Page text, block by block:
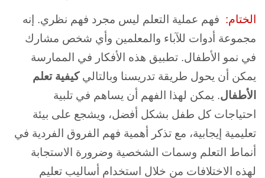
الختام: فهم عملية
التعلم ليس مجرد فهم نظري. إنه
مجموعة أدوات للآباء والمعلمين وأي شخص مشارك
في نمو الأطفال. تطبيق هذه الأفكار في الممارسة
يمكن أن يحول طريقة تدريسنا وبالتاليكيفية تعلم
الأطفال. يمكن لهذا الفهم أن يساهم في تلبية
احتياجات كل طفل بشكل أفضل، ويشجع على بيئة
تعليمية إيجابية، مع تذكر أهمية فهم الفروق الفردية في
أنماط التعلم وسمات الشخصية وضرورة الاستجابة
لهذه الاختلافات من خلال استخدام أساليب تعليم